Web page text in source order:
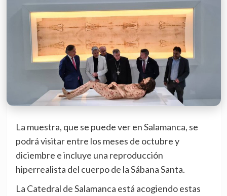
La muestra, que se puede ver en Salamanca, se
podrá visitar entre los meses de octubre y
diciembre e incluye una reproducción
hiperrealista del cuerpo de la Sábana Santa.
La Catedral de Salamanca está acogiendo estas